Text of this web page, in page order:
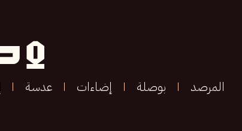
المرصد بوصلة إضاءات عدسة